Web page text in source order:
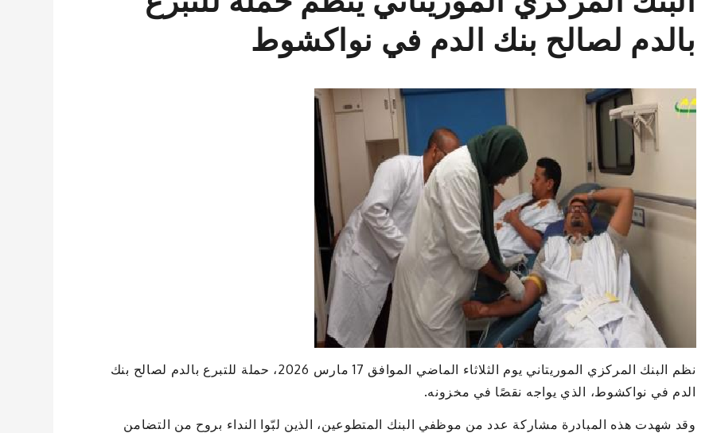
بالدم لصالح بنك الدم في نواكشوط
نظم البنك المركزي الموريتاني يوم الثلاثاء الماضي الموافق 17 مارس 2026، حملة للتبرع بالدم لصالح بنك
الدم في نواكشوط، الذي يواجه نقصًا في مخزونه.
وقد شهدت هذه المبادرة مشاركة عدد من موظفي البنك المتطوعين، الذين لبّوا النداء بروح من التضامن